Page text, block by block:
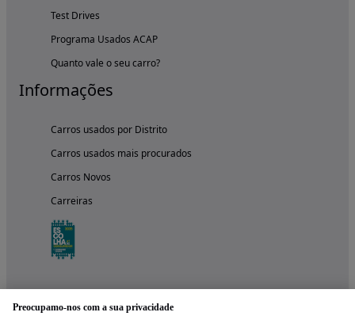
Test Drives
Programa Usados ACAP
Quanto vale o seu carro?
Informações
Carros usados por Distrito
Carros usados mais procurados
Carros Novos
Carreiras
Preocupamo-nos com a sua privacidade